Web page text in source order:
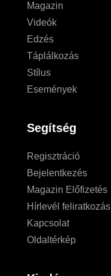
Magazin
Videók
Edzés
Táplálkozás
Stílus
Események
Segítség
Regisztráció
Bejelentkezés
Magazin Előfizetés
Hírlevél feliratkozás
Kapcsolat
Oldaltérkép